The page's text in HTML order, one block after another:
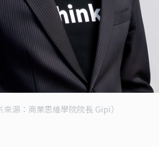
來源：商業思維學院院長 Gipi）